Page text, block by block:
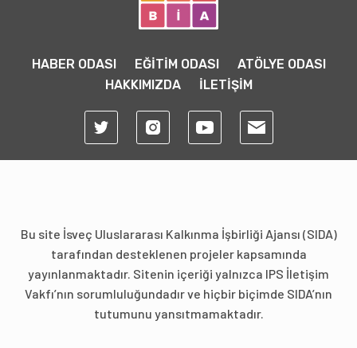
HABER ODASI EĞİTİM ODASI
ATÖLYE ODASI
HAKKIMIZDA
İLETİŞİM
Bu site İsveç Uluslararası Kalkınma İşbirliği Ajansı (SIDA)
tarafından desteklenen projeler kapsamında
yayınlanmaktadır. Sitenin içeriği yalnızca IPS İletişim
Vakfı’nın sorumluluğundadır ve hiçbir biçimde SIDA’nın
tutumunu yansıtmamaktadır.